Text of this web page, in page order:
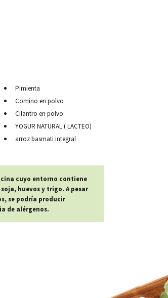
Pimienta
Comino en polvo
Cilantro en polvo
YOGUR NATURAL ( LACTEO)
arroz basmati integral
cuyo entorno contiene
huevos y trigo. A pesar
se podría producir
de alérgenos.